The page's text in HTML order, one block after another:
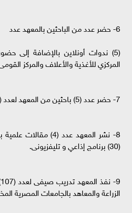
6- حضر عدد من الباحثين بالمعهد عدد
المركزي للأغذية والأعلاف والمركز
7- حضر عدد (5) باحثين من المعهد لعدد (4) ورش عمل أونلاين
8- نشر المعهد عدد (4)
(30) برنامج إذاعي و تليفزيونى.
الزراعة والمعاهد بالجامعات المصرية